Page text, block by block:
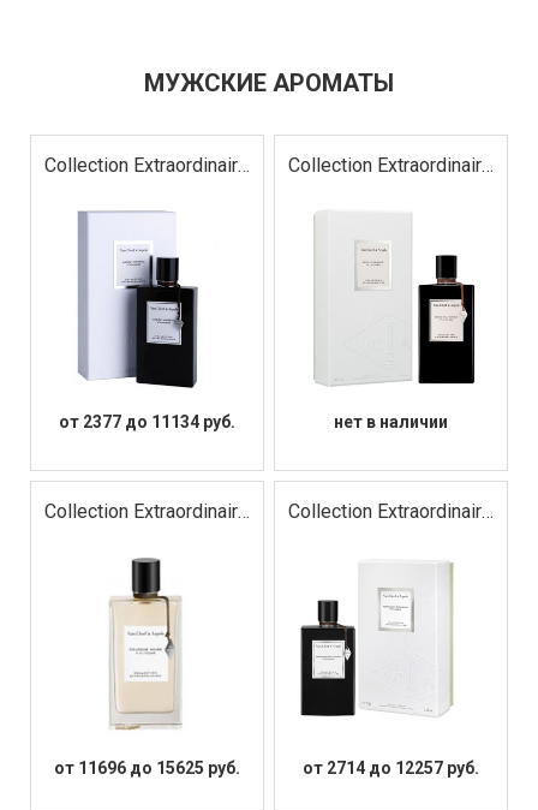
МУЖСКИЕ АРОМАТЫ
Collection Extraordinaire
от 2377 до 11134 руб.
Collection Extraordinaire
нет в наличии
Collection Extraordinaire
от 11696 до 15625 руб.
Collection Extraordinaire
от 2714 до 12257 руб.